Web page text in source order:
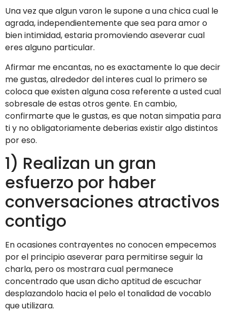
Una vez que algun varon le supone a una chica cual le
agrada, independientemente que sea para amor o
bien intimidad, estaria promoviendo aseverar cual
eres alguno particular.
Afirmar me encantas, no es exactamente lo que decir
me gustas, alrededor del interes cual lo primero se
coloca que existen alguna cosa referente a usted cual
sobresale de estas otros gente. En cambio,
confirmarte que le gustas, es que notan simpatia para
ti y no obligatoriamente deberias existir algo distintos
por eso.
1) Realizan un gran
esfuerzo por haber
conversaciones atractivos
contigo
En ocasiones contrayentes no conocen empecemos
por el principio aseverar para permitirse seguir la
charla, pero os mostrara cual permanece
concentrado que usan dicho aptitud de escuchar
desplazandolo hacia el pelo el tonalidad de vocablo
que utilizara.